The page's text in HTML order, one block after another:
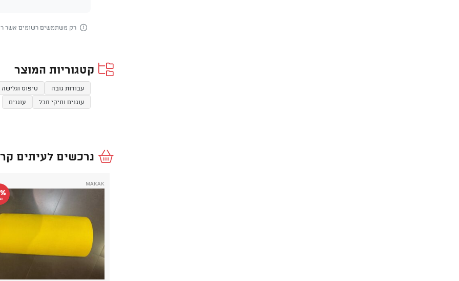
רק משתמשים רשומים אשר
קטגוריות המוצר
עבודות גובה טיפוס וגלישה
עוגנים ותיקי חבל
עוגנים
נרכשים לעיתים
Makak